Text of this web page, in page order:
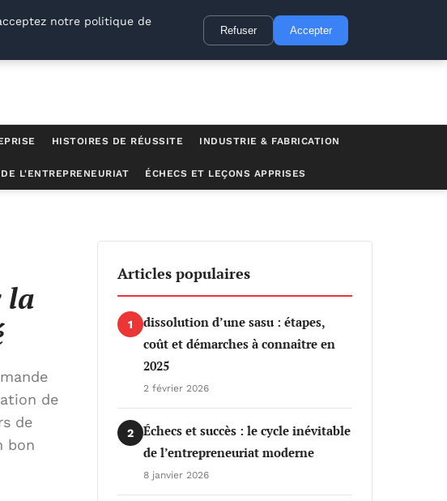
HISTOIRES DE RÉUSSITE INDUSTRIE & FABRICATION
L'ENTREPRENEURIAT ÉCHECS ET LEÇONS APPRISES
la
de
de
bon
Articles populaires
1
dissolution d’une sasu : étapes,
coût et démarches à connaître en
2025
2 février 2026
2
Échecs et succès : le cycle inévitable
de l’entrepreneuriat moderne
8 janvier 2026
notre politique de
Refuser Accepter